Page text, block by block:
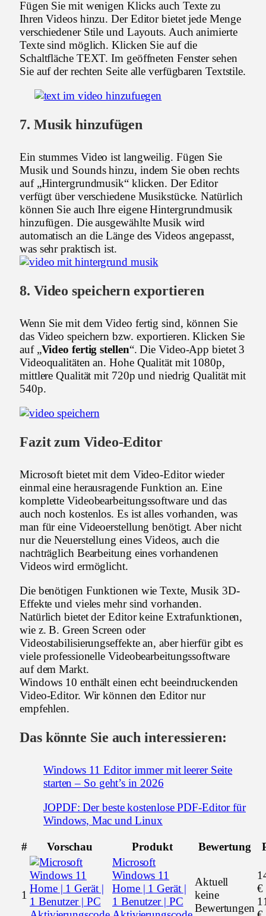
Fügen Sie mit wenigen Klicks auch Texte zu
Ihren Videos hinzu. Der Editor bietet jede Menge
verschiedener Stile und Layouts. Auch animierte
Texte sind möglich. Klicken Sie auf die
Schaltfläche TEXT. Im geöffneten Fenster sehen
Sie auf der rechten Seite alle verfügbaren Textstile.
7. Musik hinzufügen
Ein stummes Video ist langweilig. Fügen Sie
Musik und Sounds hinzu, indem Sie oben rechts
auf „Hintergrundmusik“ klicken. Der Editor
verfügt über verschiedene Musikstücke. Natürlich
können Sie auch Ihre eigene Hintergrundmusik
hinzufügen. Die ausgewählte Musik wird
automatisch an die Länge des Videos angepasst,
was sehr praktisch ist.
8. Video speichern exportieren
Wenn Sie mit dem Video fertig sind, können Sie
das Video speichern bzw. exportieren. Klicken Sie
auf „Video fertig stellen“. Die Video-App bietet 3
Videoqualitäten an. Hohe Qualität mit 1080p,
mittlere Qualität mit 720p und niedrig Qualität mit
540p.
Fazit zum Video-Editor
Microsoft bietet mit dem Video-Editor wieder
einmal eine herausragende Funktion an. Eine
komplette Videobearbeitungssoftware und das
auch noch kostenlos. Es ist alles vorhanden, was
man für eine Videoerstellung benötigt. Aber nicht
nur die Neuerstellung eines Videos, auch die
nachträglich Bearbeitung eines vorhandenen
Videos wird ermöglicht.
Die benötigen Funktionen wie Texte, Musik 3D-
Effekte und vieles mehr sind vorhanden.
Natürlich bietet der Editor keine Extrafunktionen,
wie z. B. Green Screen oder
Videostabilisierungseffekte an, aber hierfür gibt es
viele professionelle Videobearbeitungssoftware
auf dem Markt.
Windows 10 enthält einen echt beeindruckenden
Video-Editor. Wir können den Editor nur
empfehlen.
Das könnte Sie auch interessieren:
Windows 11 Editor immer mit leerer Seite
starten – So geht’s in 2026
JOPDF: Der beste kostenlose PDF-Editor für
Windows, Mac und Linux
# Vorschau Produkt Bewertung
1
Microsoft
Windows 11
Home | 1 Gerät |
1 Benutzer | PC
Aktuell
keine
Bewertungen
€